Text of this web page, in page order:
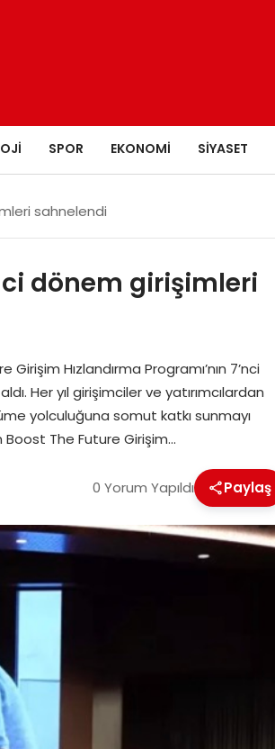
SPOR EKONOMI SIYASET
sahnelendi
dönem girişimleri
Hızlandırma Programı’nın 7’nci
Her yıl girişimciler ve yatırımcılardan
yolculuğuna somut katkı sunmayı
The Future Girişim…
0 Yorum Yapıldı Paylaş